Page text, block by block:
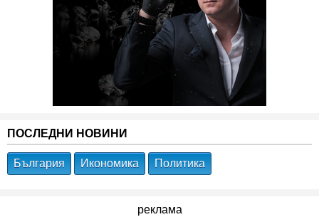
ПОСЛЕДНИ НОВИНИ
България Икономика Политика
реклама